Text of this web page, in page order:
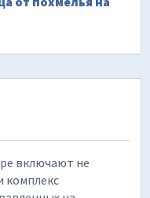
включают не
комплекс